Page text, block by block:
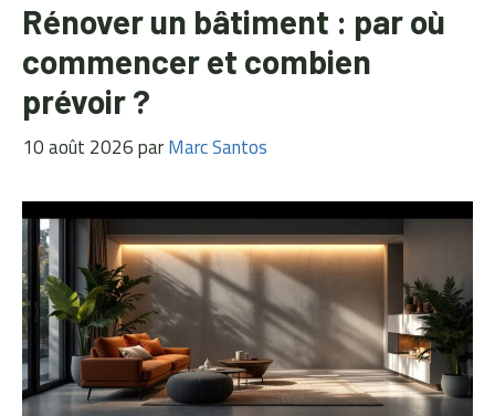
Rénover un bâtiment : par où
commencer et combien
prévoir ?
10 août 2026parMarc Santos